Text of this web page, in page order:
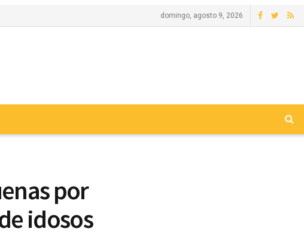
domingo, agosto 9, 2026
por
idosos